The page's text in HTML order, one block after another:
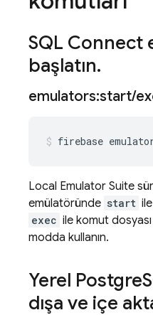
SQL Connect
başlatın.
emulators:start/
firebase
Local Emulator Suite
emülatöründe start
exec ile komut
modda kullanın.
Yerel Postgre
dışa ve içe